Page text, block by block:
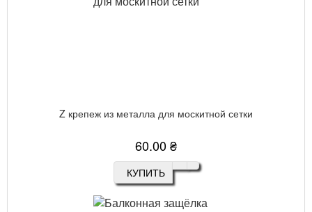
Z крепеж из металла для москитной сетки
60.00 ₴
КУПИТЬ